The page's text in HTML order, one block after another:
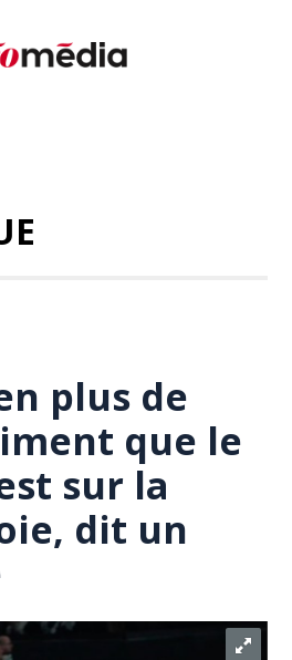
plus de
que le
sur la
dit un